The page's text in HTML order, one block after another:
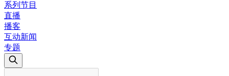
系列节目
直播
播客
互动新闻
专题